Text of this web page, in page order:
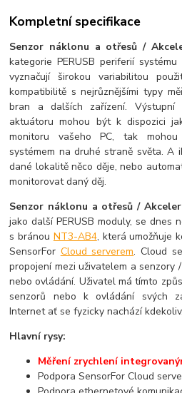
Kompletní specifikace
Senzor náklonu a otřesů /
kategorie PERUSB periferií systému
vyznačují širokou variabilitou
kompatibilitě s nejrůznějšími typy
bran a dalších zařízení.
aktuátoru mohou být k dispozici
monitoru vašeho PC, tak
systémem na druhé straně světa. A
dané lokalitě něco děje, nebo
monitorovat daný děj.
Senzor náklonu a otřesů /
jako další PERUSB moduly, se dnes
s bránou NT3-AB4, která umožňuje
SensorFor Cloud serverem. Cloud
propojení mezi uživatelem a senzory
nebo ovládání. Uživatel má tímto
senzorů nebo k ovládání svých
Internet ať se fyzicky nachází kdekoliv.
Hlavní rysy:
Měření zrychlení
Podpora SensorFor Cloud